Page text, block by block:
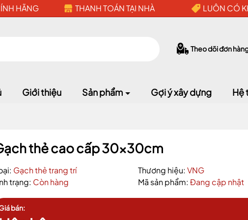
HÃNG THANH TOÁN TẠI NHÀ LUÔN CÓ
Theo dõi đơn
Giới thiệu Sản phẩm Gợi ý xây dựng Hệ
thẻ cao cấp 30x30cm
Gạch thẻ trang trí Thương hiệu: VNG
trạng: Còn hàng Mã sản phẩm: Đang cập nhật
bán: